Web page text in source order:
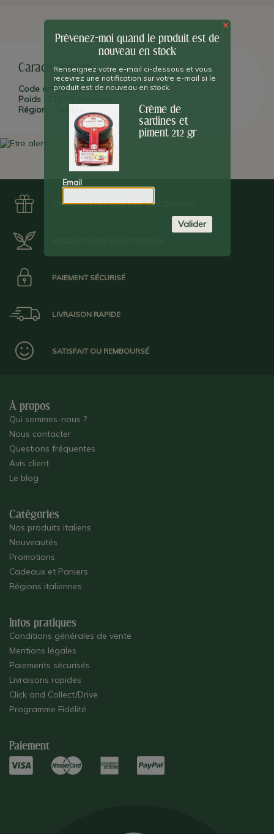
Caractéristiques
Code article : SILBRUSARD170
Poids :
Région :
LIVRAISON OFFERTE DÈS 100€ D'ACHAT
PAIEMENT SÉCURISÉ
LIVRAISON RAPIDE
SATISFAIT OU REMBOURSÉ
À propos
Qui sommes-nous ?
Nous contacter
Questions fréquentes
Avis client
Le blog
Catégories
Nos produits italiens
Nouveautés
Promotions
Cadeaux et Paniers
Régions italiennes
Infos pratiques
Conditions générales de vente
Mentions légales
Paiements sécurisés
Livraisons rapides
Click and Collect/Drive
Programme Fidélité
Paiement
×
Prévenez-moi quand le produit est de
nouveau en stock
Renseignez votre e-mail ci-dessous et vous
recevrez une notification sur votre e-mail si le
produit est de nouveau en stock.
Crème de
sardines et
piment 212 gr
Email
Valider